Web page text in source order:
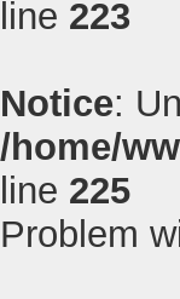
line 223
Notice:
/home/
line 225
Problem